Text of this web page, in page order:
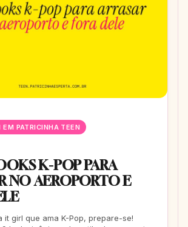
PATRICINHA TEEN
K-POP PARA
NO AEROPORTO E
it girl que ama K-Pop, prepare-se!